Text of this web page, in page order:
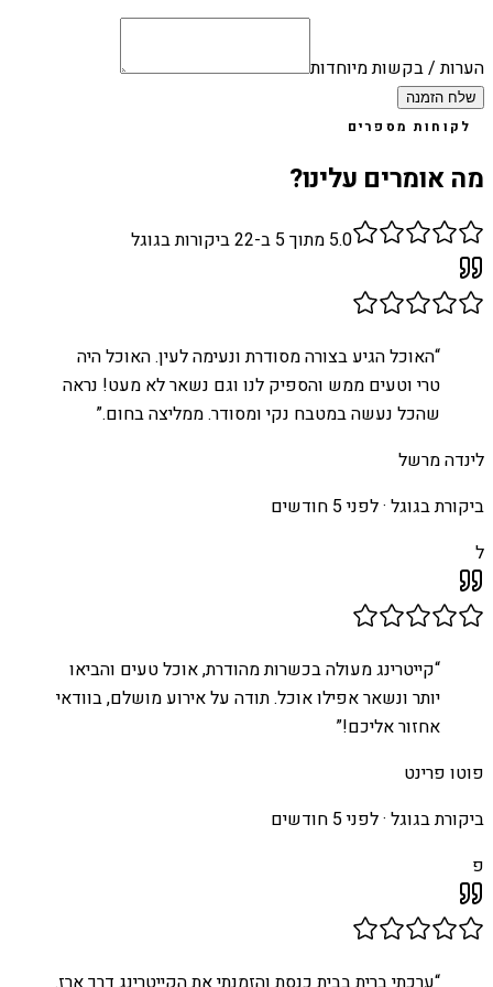
הערות / בקשות מיוחדות
שלח הזמנה
לקוחות מספרים
מה אומרים עלינו?
5.0 מתוך 5 ב- 22ביקורות בגוגל
“האוכל הגיע בצורה מסודרת ונעימה לעין. האוכל היה
טרי וטעים ממש והספיק לנו וגם נשאר לא מעט! נראה
שהכל נעשה במטבח נקי ומסודר. ממליצה בחום.”
לינדה מרשל
ביקורת בגוגל ·לפני 5 חודשים
ל
“קייטרינג מעולה בכשרות מהודרת, אוכל טעים והביאו
יותר ונשאר אפילו אוכל. תודה על אירוע מושלם, בוודאי
אחזור אליכם!”
פוטו פרינט
ביקורת בגוגל ·לפני 5 חודשים
פ